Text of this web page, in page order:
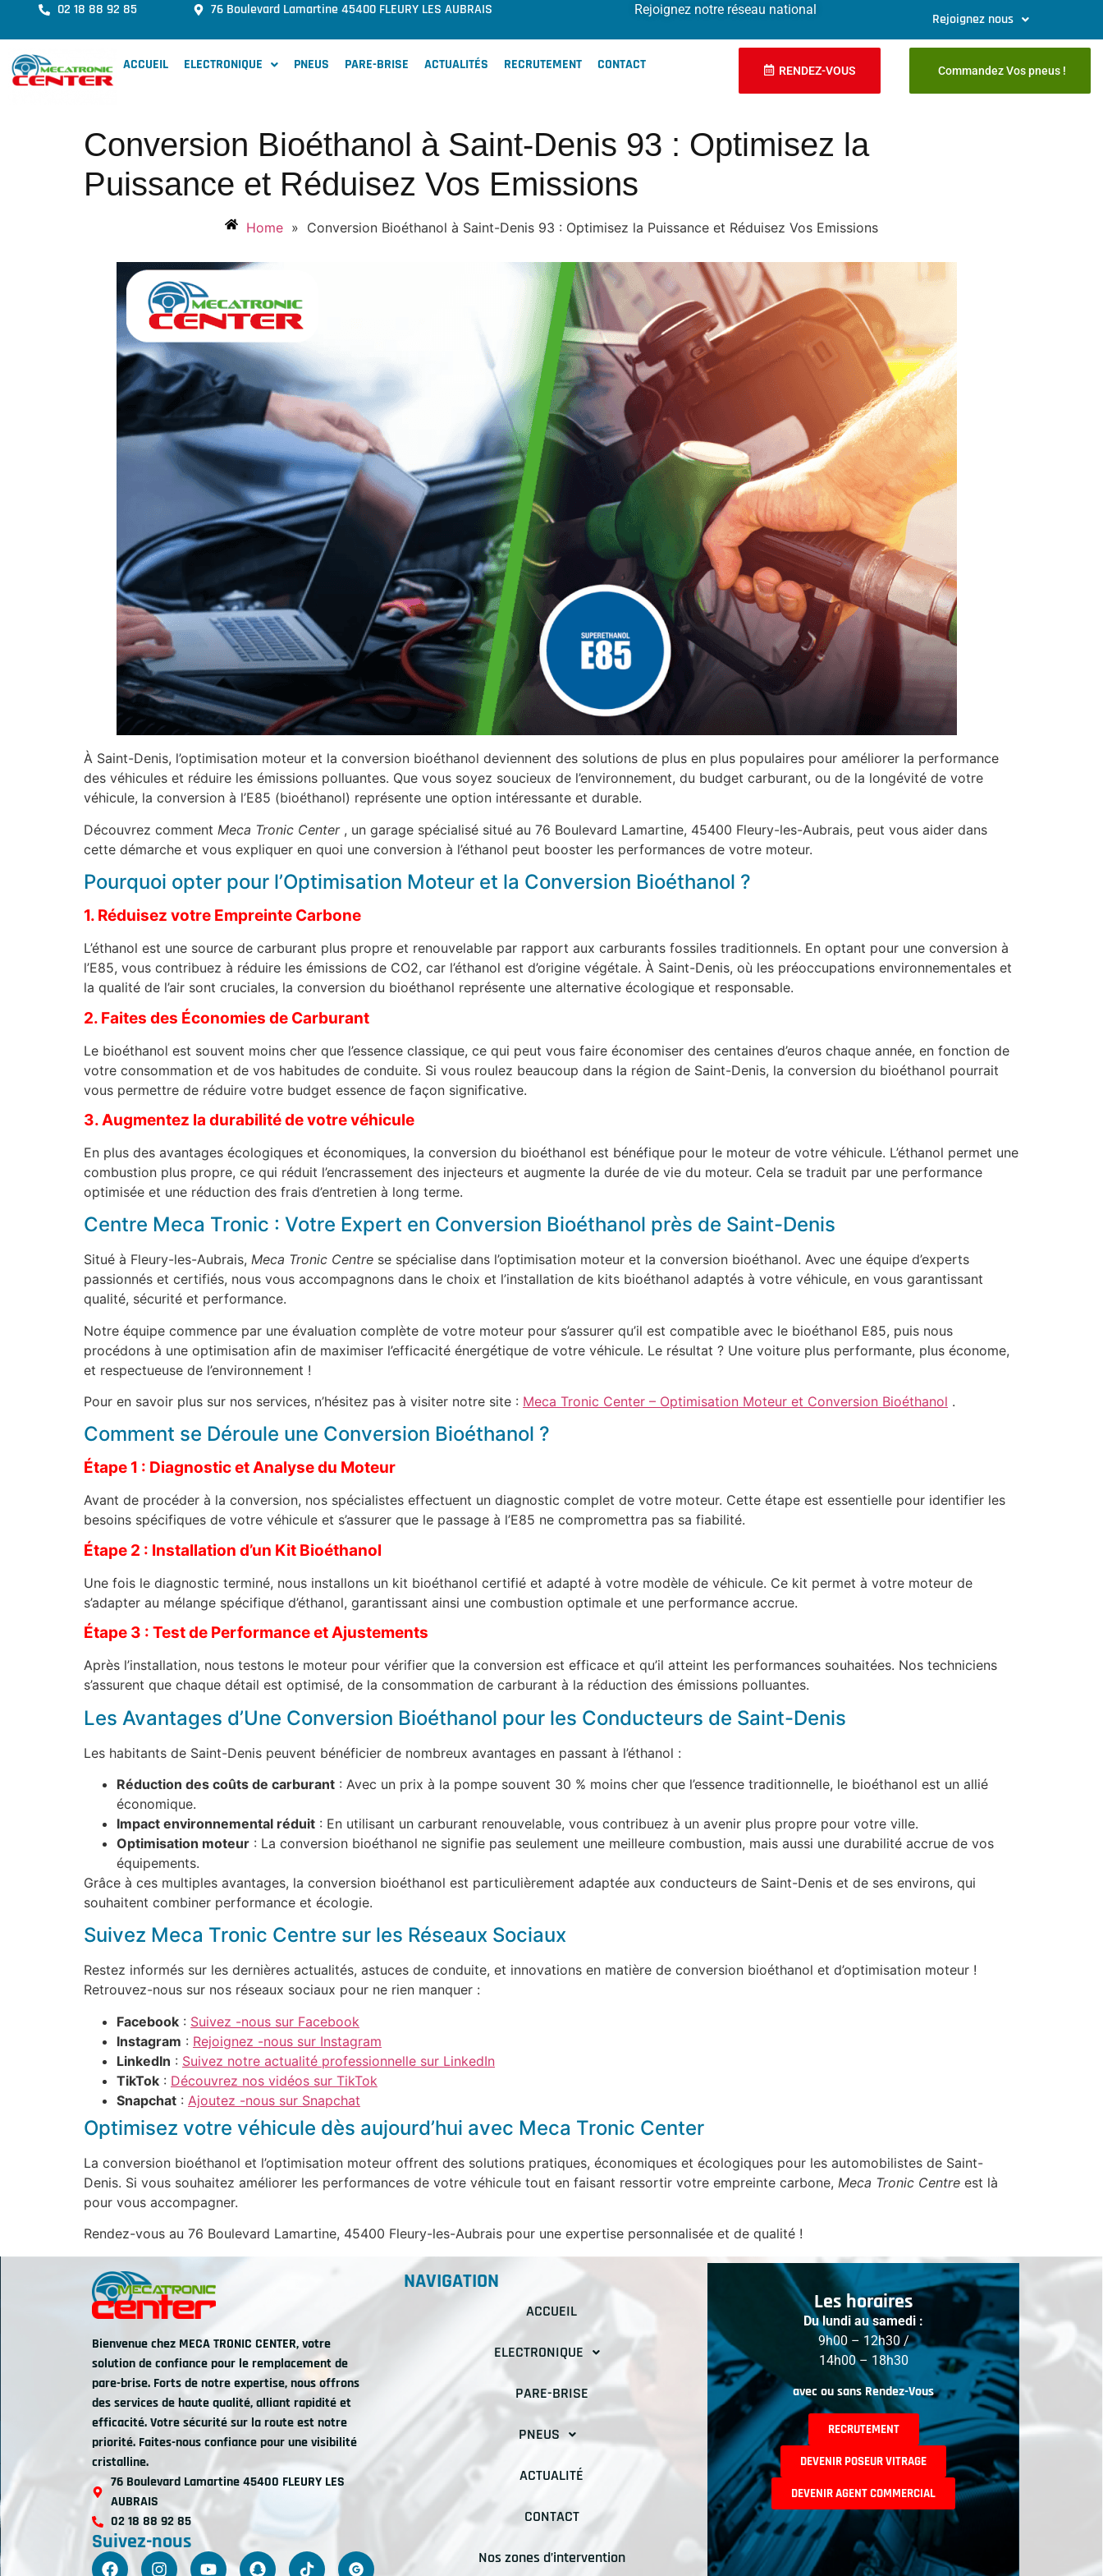
02 18 88 92 85 76 Boulevard Lamartine 45400 FLEURY LES AUBRAIS Rejoignez notre réseau national
Rejoignez nous
ACCUEIL ELECTRONIQUE PNEUS PARE-BRISE ACTUALITÉS RECRUTEMENT CONTACT RENDEZ-VOUS Commandez Vos pneus !
Conversion Bioéthanol à Saint-Denis 93 : Optimisez la
Puissance et Réduisez Vos Emissions
Home » Conversion Bioéthanol à Saint-Denis 93 : Optimisez la Puissance et Réduisez Vos Emissions
À Saint-Denis, l’optimisation moteur et la conversion bioéthanol deviennent des solutions de plus en plus populaires pour améliorer la performance
des véhicules et réduire les émissions polluantes. Que vous soyez soucieux de l’environnement, du budget carburant, ou de la longévité de votre
véhicule, la conversion à l’E85 (bioéthanol) représente une option intéressante et durable.
Découvrez comment Meca Tronic Center, un garage spécialisé situé au 76 Boulevard Lamartine, 45400 Fleury-les-Aubrais, peut vous aider dans
cette démarche et vous expliquer en quoi une conversion à l’éthanol peut booster les performances de votre moteur.
Pourquoi opter pour l’Optimisation Moteur et la Conversion Bioéthanol ?
1. Réduisez votre Empreinte Carbone
L’éthanol est une source de carburant plus propre et renouvelable par rapport aux carburants fossiles traditionnels. En optant pour une conversion à
l’E85, vous contribuez à réduire les émissions de CO2, car l’éthanol est d’origine végétale. À Saint-Denis, où les préoccupations environnementales et
la qualité de l’air sont cruciales, la conversion du bioéthanol représente une alternative écologique et responsable.
2. Faites des Économies de Carburant
Le bioéthanol est souvent moins cher que l’essence classique, ce qui peut vous faire économiser des centaines d’euros chaque année, en fonction de
votre consommation et de vos habitudes de conduite. Si vous roulez beaucoup dans la région de Saint-Denis, la conversion du bioéthanol pourrait
vous permettre de réduire votre budget essence de façon significative.
3. Augmentez la durabilité de votre véhicule
En plus des avantages écologiques et économiques, la conversion du bioéthanol est bénéfique pour le moteur de votre véhicule. L’éthanol permet une
combustion plus propre, ce qui réduit l’encrassement des injecteurs et augmente la durée de vie du moteur. Cela se traduit par une performance
optimisée et une réduction des frais d’entretien à long terme.
Centre Meca Tronic : Votre Expert en Conversion Bioéthanol près de Saint-Denis
Situé à Fleury-les-Aubrais, Meca Tronic Centre se spécialise dans l’optimisation moteur et la conversion bioéthanol. Avec une équipe d’experts
passionnés et certifiés, nous vous accompagnons dans le choix et l’installation de kits bioéthanol adaptés à votre véhicule, en vous garantissant
qualité, sécurité et performance.
Notre équipe commence par une évaluation complète de votre moteur pour s’assurer qu’il est compatible avec le bioéthanol E85, puis nous
procédons à une optimisation afin de maximiser l’efficacité énergétique de votre véhicule. Le résultat ? Une voiture plus performante, plus économe,
et respectueuse de l’environnement !
Pour en savoir plus sur nos services, n’hésitez pas à visiter notre site : Meca Tronic Center – Optimisation Moteur et Conversion Bioéthanol .
Comment se Déroule une Conversion Bioéthanol ?
Étape 1 : Diagnostic et Analyse du Moteur
Avant de procéder à la conversion, nos spécialistes effectuent un diagnostic complet de votre moteur. Cette étape est essentielle pour identifier les
besoins spécifiques de votre véhicule et s’assurer que le passage à l’E85 ne compromettra pas sa fiabilité.
Étape 2 : Installation d’un Kit Bioéthanol
Une fois le diagnostic terminé, nous installons un kit bioéthanol certifié et adapté à votre modèle de véhicule. Ce kit permet à votre moteur de
s’adapter au mélange spécifique d’éthanol, garantissant ainsi une combustion optimale et une performance accrue.
Étape 3 : Test de Performance et Ajustements
Après l’installation, nous testons le moteur pour vérifier que la conversion est efficace et qu’il atteint les performances souhaitées. Nos techniciens
s’assurent que chaque détail est optimisé, de la consommation de carburant à la réduction des émissions polluantes.
Les Avantages d’Une Conversion Bioéthanol pour les Conducteurs de Saint-Denis
Les habitants de Saint-Denis peuvent bénéficier de nombreux avantages en passant à l’éthanol :
Réduction des coûts de carburant : Avec un prix à la pompe souvent 30 % moins cher que l’essence traditionnelle, le bioéthanol est un allié
économique.
Impact environnemental réduit : En utilisant un carburant renouvelable, vous contribuez à un avenir plus propre pour votre ville.
Optimisation moteur : La conversion bioéthanol ne signifie pas seulement une meilleure combustion, mais aussi une durabilité accrue de vos
équipements.
Grâce à ces multiples avantages, la conversion bioéthanol est particulièrement adaptée aux conducteurs de Saint-Denis et de ses environs, qui
souhaitent combiner performance et écologie.
Suivez Meca Tronic Centre sur les Réseaux Sociaux
Restez informés sur les dernières actualités, astuces de conduite, et innovations en matière de conversion bioéthanol et d’optimisation moteur !
Retrouvez-nous sur nos réseaux sociaux pour ne rien manquer :
Facebook : Suivez -nous sur Facebook
Instagram : Rejoignez -nous sur Instagram
LinkedIn : Suivez notre actualité professionnelle sur LinkedIn
TikTok : Découvrez nos vidéos sur TikTok
Snapchat : Ajoutez -nous sur Snapchat
Optimisez votre véhicule dès aujourd’hui avec Meca Tronic Center
La conversion bioéthanol et l’optimisation moteur offrent des solutions pratiques, économiques et écologiques pour les automobilistes de Saint-
Denis. Si vous souhaitez améliorer les performances de votre véhicule tout en faisant ressortir votre empreinte carbone, Meca Tronic Centre est là
pour vous accompagner.
Rendez-vous au 76 Boulevard Lamartine, 45400 Fleury-les-Aubrais pour une expertise personnalisée et de qualité !
Bienvenue chez MECA TRONIC CENTER, votre
solution de confiance pour le remplacement de
pare-brise. Forts de notre expertise, nous offrons
des services de haute qualité, alliant rapidité et
efficacité. Votre sécurité sur la route est notre
priorité. Faites-nous confiance pour une visibilité
cristalline.
76 Boulevard Lamartine 45400 FLEURY LES
AUBRAIS
02 18 88 92 85
Suivez-nous
NAVIGATION
ACCUEIL
ELECTRONIQUE
PARE-BRISE
PNEUS
ACTUALITÉ
CONTACT
Nos zones d’intervention
Les horaires
Du lundi au samedi :
9h00 – 12h30 /
14h00 – 18h30
avec ou sans Rendez-Vous
RECRUTEMENT
DEVENIR POSEUR VITRAGE
DEVENIR AGENT COMMERCIAL